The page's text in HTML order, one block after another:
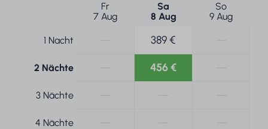
Fr
7 Aug
Sa
8 Aug
So
9 Aug
1 Nacht 389 €
2 Nächte 456 €
3 Nächte
4 Nächte